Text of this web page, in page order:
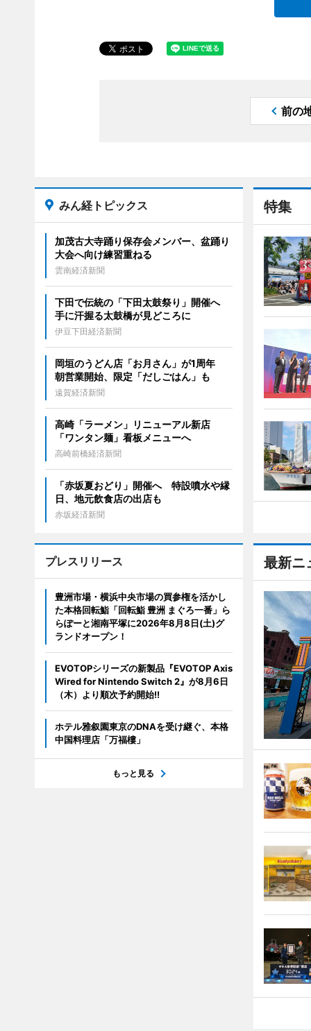
前の
特集
最新ニ
みん経トピックス
加茂古大寺踊り保存会メンバー、盆踊り
大会へ向け練習重ねる
雲南経済新聞
下田で伝統の「下田太鼓祭り」開催へ
手に汗握る太鼓橋が見どころに
伊豆下田経済新聞
岡垣のうどん店「お月さん」が1周年
朝営業開始、限定「だしごはん」も
遠賀経済新聞
高崎「ラーメン」リニューアル新店
「ワンタン麺」看板メニューへ
高崎前橋経済新聞
「赤坂夏おどり」開催へ 特設噴水や縁
日、地元飲食店の出店も
赤坂経済新聞
プレスリリース
豊洲市場・横浜中央市場の買参権を活かし
た本格回転鮨「回転鮨 豊洲 まぐろ一番」ら
らぽーと湘南平塚に2026年8月8日(土)グ
ランドオープン！
EVOTOPシリーズの新製品『EVOTOP Axis
Wired for Nintendo Switch 2』が8月6日
（木）より順次予約開始!!
ホテル雅叙園東京のDNAを受け継ぐ、本格
中国料理店「万福樓」
もっと見る